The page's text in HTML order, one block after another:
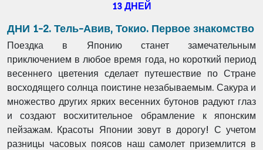
13 ДНЕЙ
ДНИ 1-2. Тель-Авив, Токио. Первое знакомство
Поездка в Японию станет замечательным
приключением в любое время года, но короткий период
весеннего цветения сделает путешествие по Стране
восходящего солнца поистине незабываемым. Сакура и
множество других ярких весенних бутонов радуют глаз
и создают восхитительное обрамление к японским
пейзажам. Красоты Японии зовут в дорогу! С учетом
разницы часовых поясов наш самолет приземлится в